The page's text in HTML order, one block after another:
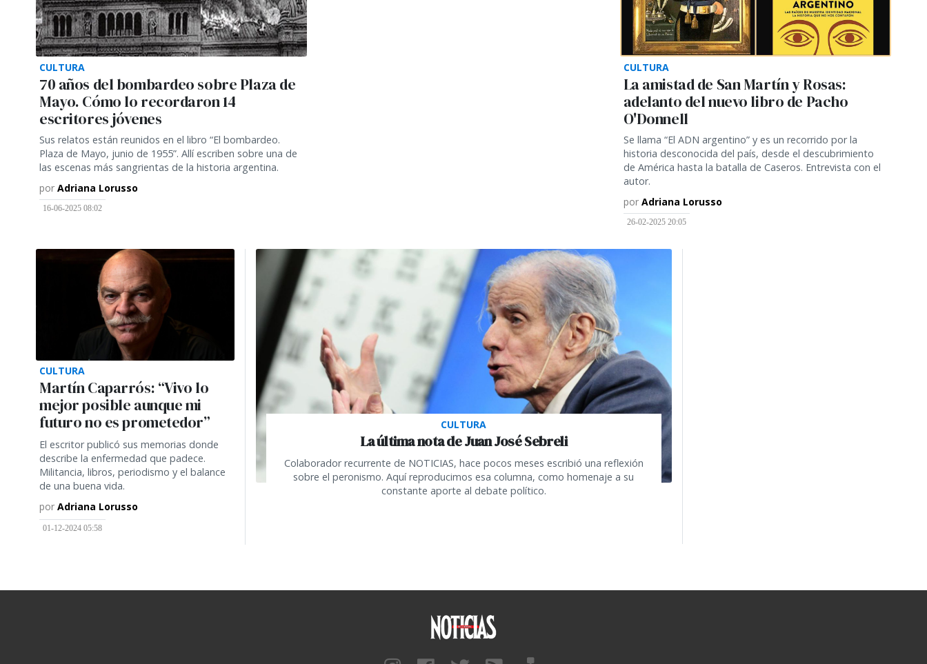
CULTURA
70 años del bombardeo sobre Plaza de
Mayo. Cómo lo recordaron 14
escritores jóvenes
Sus relatos están reunidos en el libro “El bombardeo.
Plaza de Mayo, junio de 1955”. Allí escriben sobre una de
las escenas más sangrientas de la historia argentina.
por Adriana Lorusso
16-06-2025 08:02
CULTURA
La amistad de San Martín y Rosas:
adelanto del nuevo libro de Pacho
O'Donnell
Se llama “El ADN argentino” y es un recorrido por la
historia desconocida del país, desde el descubrimiento
de América hasta la batalla de Caseros. Entrevista con el
autor.
por Adriana Lorusso
26-02-2025 20:05
CULTURA
Martín Caparrós: “Vivo lo
mejor posible aunque mi
futuro no es prometedor”
El escritor publicó sus memorias donde
describe la enfermedad que padece.
Militancia, libros, periodismo y el balance
de una buena vida.
por Adriana Lorusso
01-12-2024 05:58
CULTURA
La última nota de Juan José Sebreli
Colaborador recurrente de NOTICIAS, hace pocos meses escribió una reflexión
sobre el peronismo. Aquí reproducimos esa columna, como homenaje a su
constante aporte al debate político.